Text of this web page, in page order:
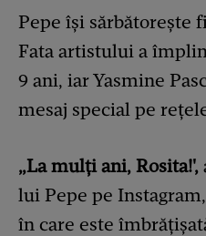
Pepe își sărbătorește
Fata artistului a
9 ani, iar Yasmine
mesaj special pe
„La mulți ani, Rosita!',
lui Pepe pe
în care este